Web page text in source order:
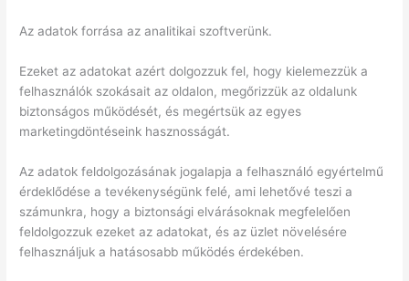
Az adatok forrása az analitikai szoftverünk.
Ezeket az adatokat azért dolgozzuk fel, hogy kielemezzük a
felhasználók szokásait az oldalon, megőrizzük az oldalunk
biztonságos működését, és megértsük az egyes
marketingdöntéseink hasznosságát.
Az adatok feldolgozásának jogalapja a felhasználó egyértelmű
érdeklődése a tevékenységünk felé, ami lehetővé teszi a
számunkra, hogy a biztonsági elvárásoknak megfelelően
feldolgozzuk ezeket az adatokat, és az üzlet növelésére
felhasználjuk a hatásosabb működés érdekében.